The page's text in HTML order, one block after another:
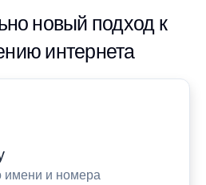
новый подход к
интернета
имени и номера